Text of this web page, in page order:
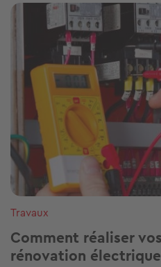
Image
Travaux
Comment réaliser
rénovation